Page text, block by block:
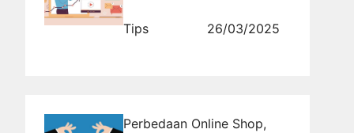
Tips
26/03/2025
Perbedaan Online Shop,